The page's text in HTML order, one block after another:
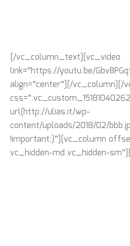
[/vc_column_text][vc_video
link=”https://youtu.be/
align=”center”][/
url(http://ulias.it/wp-
content/uploads/2018/02/
!important;}”][vc_column
vc_hidden-md vc_hidden-